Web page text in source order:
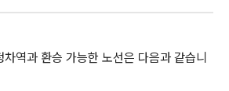
역과 환승 가능한 노선은 다음과 같습니